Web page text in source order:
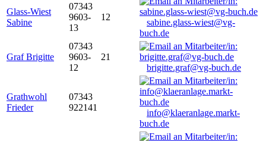
Glass-Wiest
Sabine
07343
9603-
13
12
sabine.glass-wiest@vg-
buch.de
Graf Brigitte
07343
9603-
12
21
brigitte.graf@vg-buch.de
Grathwohl
Frieder
07343
922141
info@klaeranlage.markt-
buch.de